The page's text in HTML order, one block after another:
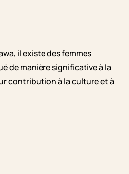
il existe des femmes
de manière significative à la
contribution à la culture et à